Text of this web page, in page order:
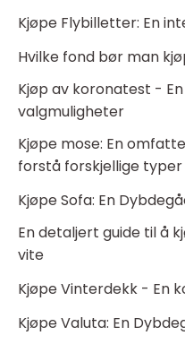
Kjøpe Flybilletter: En
Hvilke fond bør man
Kjøp av koronatest -
valgmuligheter
Kjøpe mose: En
forstå forskjellige
Kjøpe Sofa: En
En detaljert guide til å
vite
Kjøpe Vinterdekk - En
Kjøpe Valuta: En